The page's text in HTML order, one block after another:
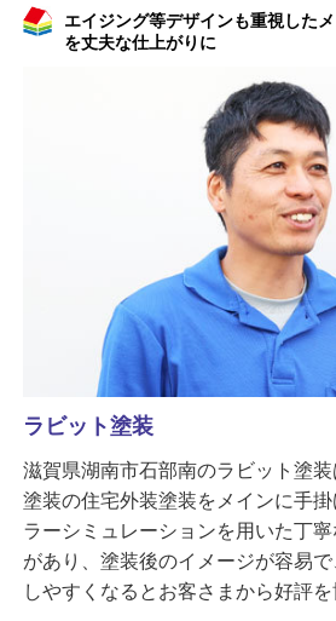
エイジング等デザインも重視した
を丈夫な仕上がりに
ラビット塗装
滋賀県湖南市石部南のラビット塗
塗装の住宅外装塗装をメインに手
ラーシミュレーションを用いた丁
があり、塗装後のイメージが容易
しやすくなるとお客さまから好評を